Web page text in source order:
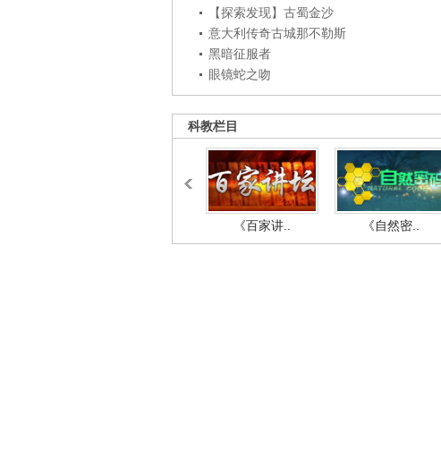
【探索发现】古蜀金沙
意大利传奇古城那不勒斯
黑暗征服者
眼镜蛇之吻
科教栏目
《百家讲.. 《自然密..